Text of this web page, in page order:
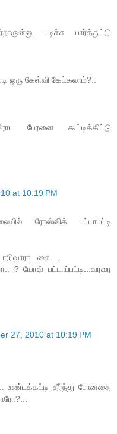
படிச்சு பார்த்துட்டு
ஒரு கேள்வி கேட்கலாம்?..
பேரனை கூட்டிக்கிட்டு
at 10:19 PM
ரோஸ்விக் பட்டாபட்டி
? யோவ் பட்டாப்பட்டி...வரவர
27, 2010 at 10:19 PM
உண்டக்கட்டி தீர்ந்து போனதை